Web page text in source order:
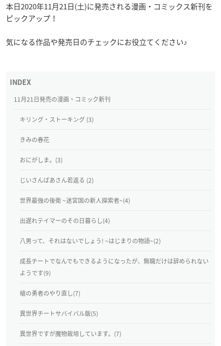
本日2020年11月21日(土)に発売される漫画・コミックス新刊を
ピックアップ！
気になる作品や発売日のチェックにお役立てください♪
11月21日発売の漫画・コミック新刊
キリング・ストーキング (3)
きみの春花
おにがしま。(3)
じいさんばあさん若返る (2)
世界最強の後衛 ~迷宮国の新人探索者~(4)
出遅れテイマーのその日暮らし(4)
八男って、それはないでしょう! ~はじまりの物語~(2)
成長チートでなんでもできるようになったが、無職だけは辞められない
ようです(9)
槍の勇者のやり直し(7)
異世界チートサバイバル飯(5)
異世界ですが魔物栽培しています。(7)